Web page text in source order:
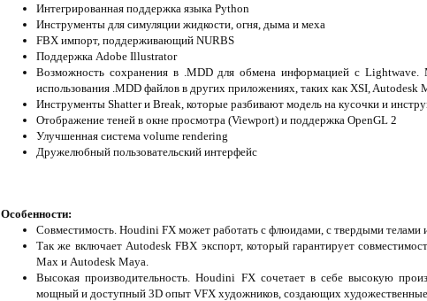
Интегрированная поддержка языка Python
Инструменты для симуляции жидкости, огня, дыма и меха
FBX импорт, поддерживающий NURBS
Поддержка Adobe Illustrator
Возможность сохранения в .MDD для обмена информацией с Lightwave.
использования .MDD файлов в других приложениях, таких как XSI, Autodesk
Инструменты Shatter и Break, которые разбивают модель на кусочки и
Отображение теней в окне просмотра (Viewport) и поддержка OpenGL 2
Улучшенная система volume rendering
Дружелюбный пользовательский интерфейс
Особенности:
Совместимость. Houdini FX может работать с флюидами, с твердыми телами
Так же включает Autodesk FBX экспорт, который гарантирует
Max и Autodesk Maya.
Высокая производительность. Houdini FX сочетает в себе высокую
мощный и доступный 3D опыт VFX художников, создающих